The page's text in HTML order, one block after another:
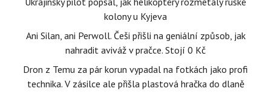
kolony u Kyjeva
Ani Silan, ani Perwoll. Češi přišli na geniální způsob, jak
nahradit aviváž v pračce. Stojí 0 Kč
Dron z Temu za pár korun vypadal na fotkách jako profi
technika. V zásilce ale přišla plastová hračka do dlaně